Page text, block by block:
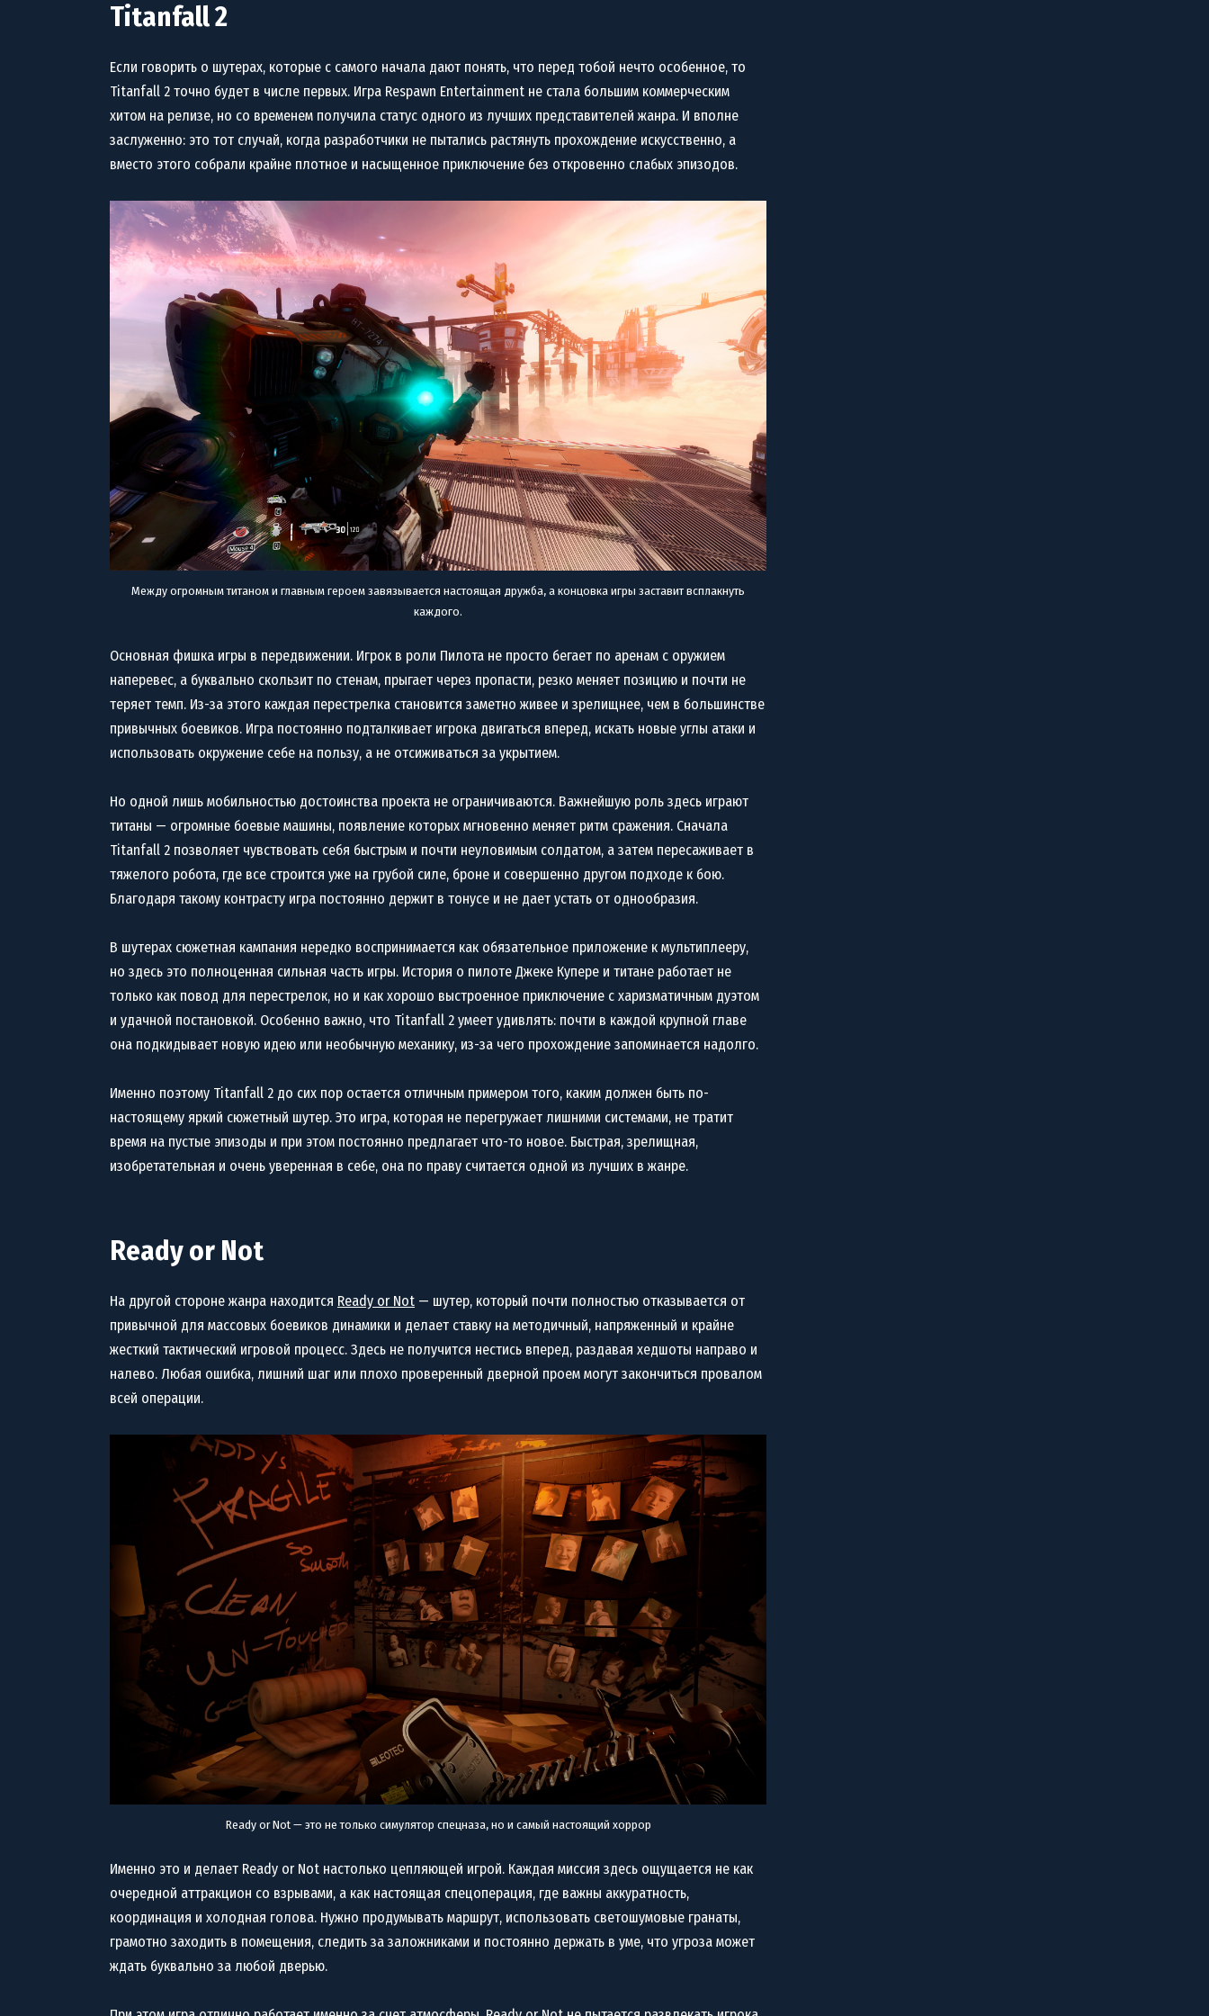
Titanfall 2
Если говорить о шутерах, которые с самого начала дают понять, что перед тобой нечто особенное, то
Titanfall 2 точно будет в числе первых. Игра Respawn Entertainment не стала большим коммерческим
хитом на релизе, но со временем получила статус одного из лучших представителей жанра. И вполне
заслуженно: это тот случай, когда разработчики не пытались растянуть прохождение искусственно, а
вместо этого собрали крайне плотное и насыщенное приключение без откровенно слабых эпизодов.
Между огромным титаном и главным героем завязывается настоящая дружба, а концовка игры заставит всплакнуть
каждого.
Основная фишка игры в передвижении. Игрок в роли Пилота не просто бегает по аренам с оружием
наперевес, а буквально скользит по стенам, прыгает через пропасти, резко меняет позицию и почти не
теряет темп. Из-за этого каждая перестрелка становится заметно живее и зрелищнее, чем в большинстве
привычных боевиков. Игра постоянно подталкивает игрока двигаться вперед, искать новые углы атаки и
использовать окружение себе на пользу, а не отсиживаться за укрытием.
Но одной лишь мобильностью достоинства проекта не ограничиваются. Важнейшую роль здесь играют
титаны — огромные боевые машины, появление которых мгновенно меняет ритм сражения. Сначала
Titanfall 2 позволяет чувствовать себя быстрым и почти неуловимым солдатом, а затем пересаживает в
тяжелого робота, где все строится уже на грубой силе, броне и совершенно другом подходе к бою.
Благодаря такому контрасту игра постоянно держит в тонусе и не дает устать от однообразия.
В шутерах сюжетная кампания нередко воспринимается как обязательное приложение к мультиплееру,
но здесь это полноценная сильная часть игры. История о пилоте Джеке Купере и титане работает не
только как повод для перестрелок, но и как хорошо выстроенное приключение с харизматичным дуэтом
и удачной постановкой. Особенно важно, что Titanfall 2 умеет удивлять: почти в каждой крупной главе
она подкидывает новую идею или необычную механику, из-за чего прохождение запоминается надолго.
Именно поэтому Titanfall 2 до сих пор остается отличным примером того, каким должен быть по-
настоящему яркий сюжетный шутер. Это игра, которая не перегружает лишними системами, не тратит
время на пустые эпизоды и при этом постоянно предлагает что-то новое. Быстрая, зрелищная,
изобретательная и очень уверенная в себе, она по праву считается одной из лучших в жанре.
Ready or Not
На другой стороне жанра находится Ready or Not — шутер, который почти полностью отказывается от
привычной для массовых боевиков динамики и делает ставку на методичный, напряженный и крайне
жесткий тактический игровой процесс. Здесь не получится нестись вперед, раздавая хедшоты направо и
налево. Любая ошибка, лишний шаг или плохо проверенный дверной проем могут закончиться провалом
всей операции.
Ready or Not — это не только симулятор спецназа, но и самый настоящий хоррор
Именно это и делает Ready or Not настолько цепляющей игрой. Каждая миссия здесь ощущается не как
очередной аттракцион со взрывами, а как настоящая спецоперация, где важны аккуратность,
координация и холодная голова. Нужно продумывать маршрут, использовать светошумовые гранаты,
грамотно заходить в помещения, следить за заложниками и постоянно держать в уме, что угроза может
ждать буквально за любой дверью.